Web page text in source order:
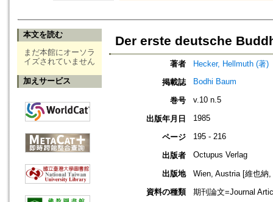
本文を読む
まだ本館にオーソラ
イズされていません
加えサービス
Der erste deutsche
著者
Hecker, Hellmuth (著)
掲載誌
Bodhi Baum
巻号 v.10 n.5
出版年月日 1985
ページ 195 - 216
出版者 Octupus Verlag
出版地
Wien, Austria [維也納
資料の種類
期刊論文=Journal